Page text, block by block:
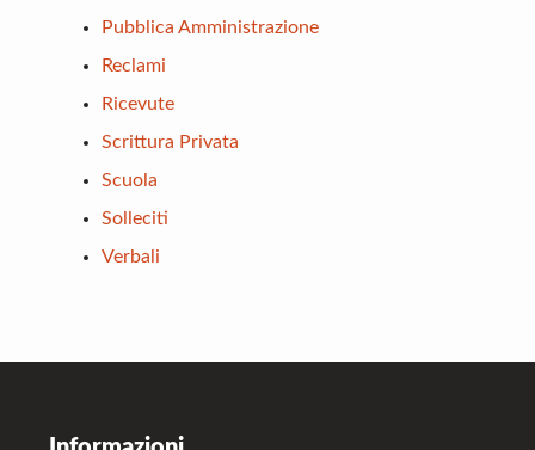
Pubblica Amministrazione
Reclami
Ricevute
Scrittura Privata
Scuola
Solleciti
Verbali